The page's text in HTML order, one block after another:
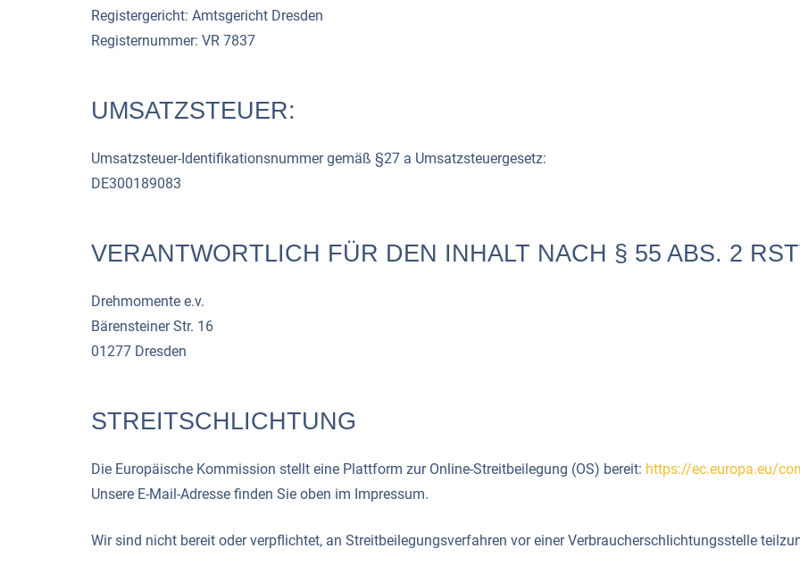
Registergericht: Amtsgericht Dresden
Registernummer: VR 7837
UMSATZSTEUER:
Umsatzsteuer-Identifikationsnummer gemäß §27 a Umsatzsteuergesetz:
DE300189083
VERANTWORTLICH FÜR DEN INHALT NACH § 55 ABS. 2
Drehmomente e.v.
Bärensteiner Str. 16
01277 Dresden
STREITSCHLICHTUNG
Die Europäische Kommission stellt eine Plattform zur Online-Streitbeilegung (OS) bereit: https://ec.europa.eu/
Unsere E-Mail-Adresse finden Sie oben im Impressum.
Wir sind nicht bereit oder verpflichtet, an Streitbeilegungsverfahren vor einer Verbraucherschlichtungsstelle